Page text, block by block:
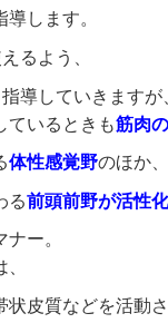
します。
るよう、
導していきますが
ているときも筋肉
体性感覚野のほか、
る前頭前野が活性
ー。
状皮質などを活動